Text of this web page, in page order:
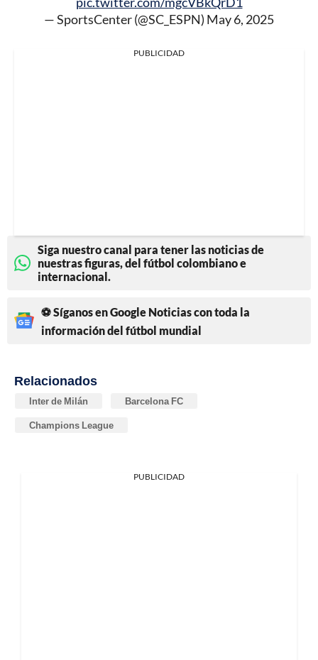
— SportsCenter (@SC_ESPN) May 6, 2025
PUBLICIDAD
Siga nuestro canal para tener las noticias de
nuestras figuras, del fútbol colombiano e
internacional.
⚽ Síganos en Google Noticias con toda la
información del fútbol mundial
Relacionados
Inter de Milán Barcelona FC
Champions League
PUBLICIDAD